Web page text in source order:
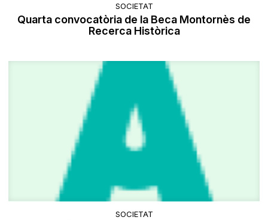
SOCIETAT
Quarta convocatòria de la Beca Montornès de
Recerca Històrica
SOCIETAT